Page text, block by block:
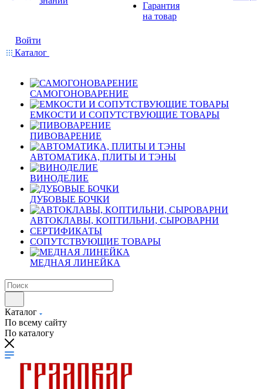
Гарантия
на товар
Войти
Каталог
САМОГОНОВАРЕНИЕ
ЕМКОСТИ И СОПУТСТВУЮЩИЕ ТОВАРЫ
ПИВОВАРЕНИЕ
АВТОМАТИКА, ПЛИТЫ И ТЭНЫ
ВИНОДЕЛИЕ
ДУБОВЫЕ БОЧКИ
АВТОКЛАВЫ, КОПТИЛЬНИ, СЫРОВАРНИ
СЕРТИФИКАТЫ
СОПУТСТВУЮЩИЕ ТОВАРЫ
МЕДНАЯ ЛИНЕЙКА
Каталог
По всему сайту
По каталогу